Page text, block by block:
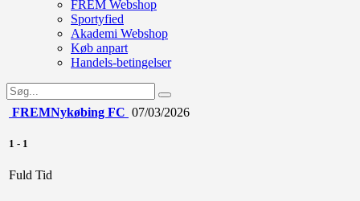
FREM Webshop
Sportyfied
Akademi Webshop
Køb anpart
Handels-betingelser
FREMNykøbing FC 07/03/2026
1 - 1
Fuld Tid